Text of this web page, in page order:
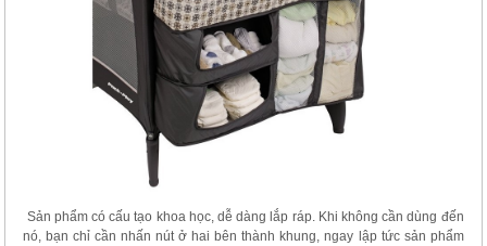
Sản phẩm có cấu tạo khoa học, dễ dàng lắp ráp. Khi không cần dùng đến
nó, bạn chỉ cần nhấn nút ở hai bên thành khung, ngay lập tức sản phẩm